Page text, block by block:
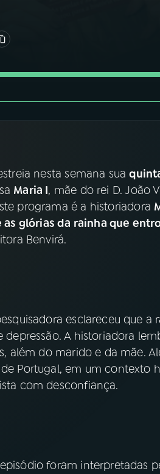
nesta semana sua
Maria I, mãe do rei D. João
programa é a historiadora
as glórias da rainha que
Benvirá.
esclareceu que a
depressão. A historiadora
além do marido e da mãe.
Portugal, em um contexto
com desconfiança.
foram interpretadas